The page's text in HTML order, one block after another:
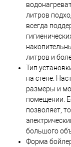
литров
всегда
литров и
Тип
на стене.
размеры и
помещении.
позволяет,
большого
Форма